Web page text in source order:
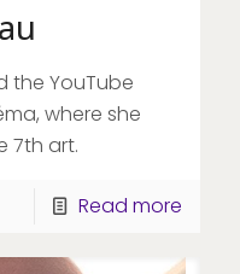
the YouTube
where she
7th art.
Read more